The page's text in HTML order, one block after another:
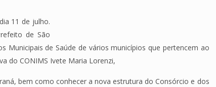
11 de julho.
de São
Municipais de Saúde de vários municípios que pertencem ao
do CONIMS Ivete Maria Lorenzi,
bem como conhecer a nova estrutura do Consórcio e dos